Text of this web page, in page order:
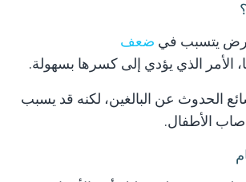
video player failed to load.
يتسبب في ضعف
الأمر الذي يؤدي إلى كسرها بسهولة.
الحدوث عن البالغين، لكنه قد يسبب
الأطفال.